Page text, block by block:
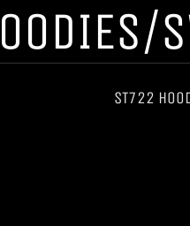
ST722